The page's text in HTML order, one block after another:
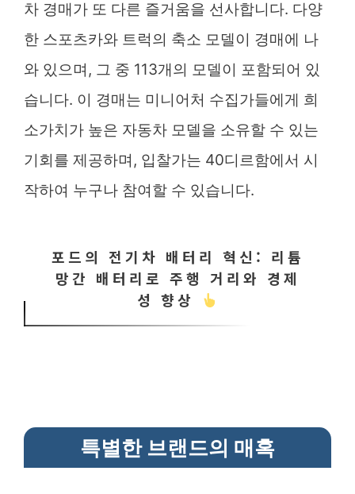
차 경매가 또 다른 즐거움을 선사합니다. 다양
한 스포츠카와 트럭의 축소 모델이 경매에 나
와 있으며, 그 중 113개의 모델이 포함되어 있
습니다. 이 경매는 미니어처 수집가들에게 희
소가치가 높은 자동차 모델을 소유할 수 있는
기회를 제공하며, 입찰가는 40디르함에서 시
작하여 누구나 참여할 수 있습니다.
포드의 전기차 배터리 혁신: 리튬
망간 배터리로 주행 거리와 경제
성 향상
특별한 브랜드의 매혹